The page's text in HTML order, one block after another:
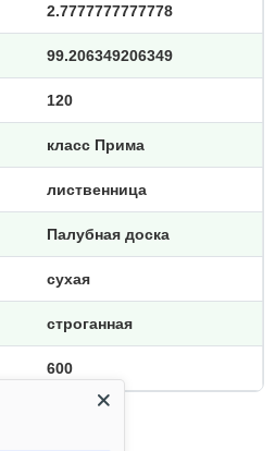
2.7777777777778
99.206349206349
120
класс Прима
лиственница
Палубная доска
сухая
строганная
600